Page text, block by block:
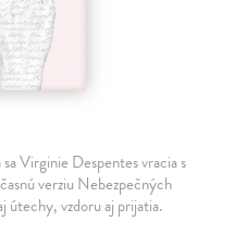
Virginie Despentes vracia s
verziu Nebezpečných
útechy, vzdoru aj prijatia.